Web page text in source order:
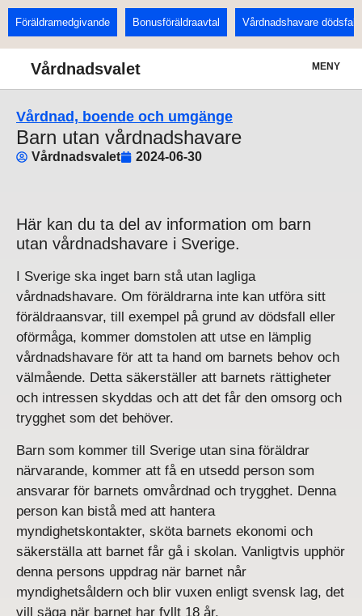
Föräldramedgivande Bonusföräldraavtal Vårdnadshavare dödsfall
Vårdnadsvalet MENY
Vårdnad, boende och umgänge
Barn utan vårdnadshavare
Vårdnadsvalet 2024-06-30
Här kan du ta del av information om barn
utan vårdnadshavare i Sverige.
I Sverige ska inget barn stå utan lagliga
vårdnadshavare. Om föräldrarna inte kan utföra sitt
föräldraansvar, till exempel på grund av dödsfall eller
oförmåga, kommer domstolen att utse en lämplig
vårdnadshavare för att ta hand om barnets behov och
välmående. Detta säkerställer att barnets rättigheter
och intressen skyddas och att det får den omsorg och
trygghet som det behöver.
Barn som kommer till Sverige utan sina föräldrar
närvarande, kommer att få en utsedd person som
ansvarar för barnets omvårdnad och trygghet. Denna
person kan bistå med att hantera
myndighetskontakter, sköta barnets ekonomi och
säkerställa att barnet får gå i skolan. Vanligtvis upphör
denna persons uppdrag när barnet når
myndighetsåldern och blir vuxen enligt svensk lag, det
vill säga när barnet har fyllt 18 år.